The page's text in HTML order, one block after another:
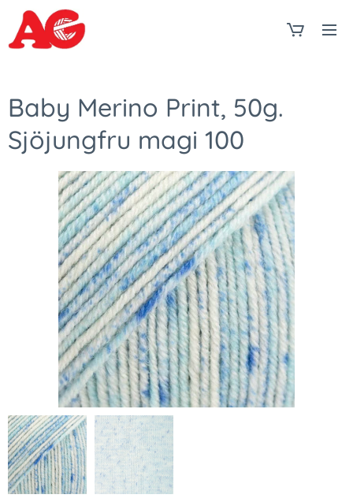
Baby Merino Print, 50g.
Sjöjungfru magi 100